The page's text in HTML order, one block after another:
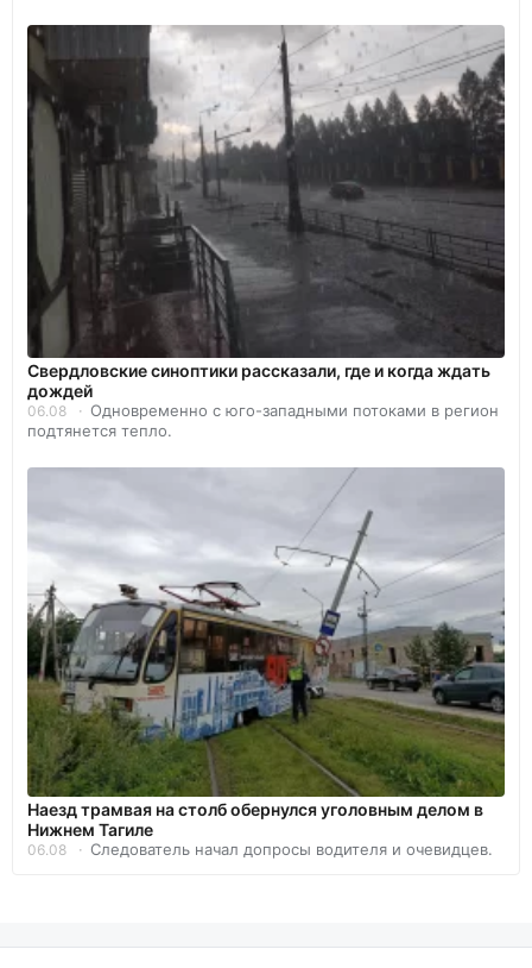
Свердловские синоптики рассказали, где и когда ждать
дождей
06.08
Одновременно с юго-западными потоками в регион
подтянется тепло.
Наезд трамвая на столб обернулся уголовным делом в
Нижнем Тагиле
06.08 Следователь начал допросы водителя и очевидцев.